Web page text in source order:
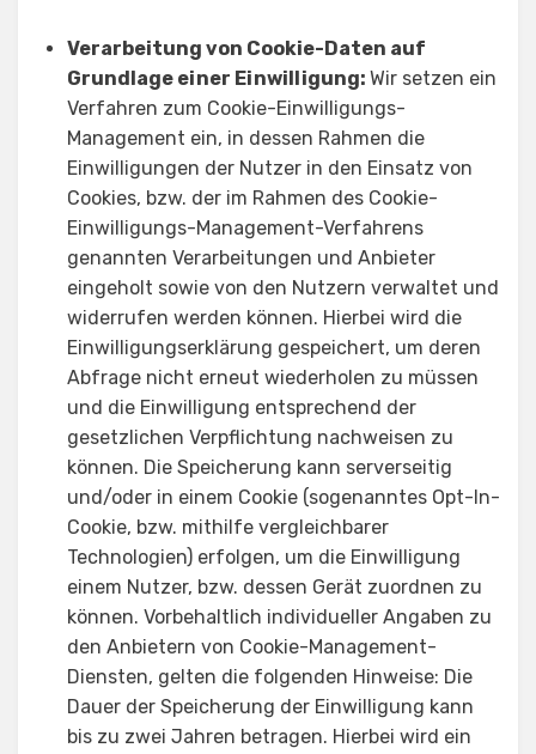
Verarbeitung von Cookie-Daten auf
Grundlage einer Einwilligung: Wir setzen ein
Verfahren zum Cookie-Einwilligungs-
Management ein, in dessen Rahmen die
Einwilligungen der Nutzer in den Einsatz von
Cookies, bzw. der im Rahmen des Cookie-
Einwilligungs-Management-Verfahrens
genannten Verarbeitungen und Anbieter
eingeholt sowie von den Nutzern verwaltet und
widerrufen werden können. Hierbei wird die
Einwilligungserklärung gespeichert, um deren
Abfrage nicht erneut wiederholen zu müssen
und die Einwilligung entsprechend der
gesetzlichen Verpflichtung nachweisen zu
können. Die Speicherung kann serverseitig
und/oder in einem Cookie (sogenanntes Opt-In-
Cookie, bzw. mithilfe vergleichbarer
Technologien) erfolgen, um die Einwilligung
einem Nutzer, bzw. dessen Gerät zuordnen zu
können. Vorbehaltlich individueller Angaben zu
den Anbietern von Cookie-Management-
Diensten, gelten die folgenden Hinweise: Die
Dauer der Speicherung der Einwilligung kann
bis zu zwei Jahren betragen. Hierbei wird ein